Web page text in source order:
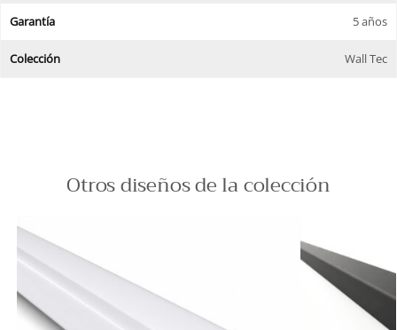
Garantía 5 años
Colección Wall Tec
Otros diseños de la colección